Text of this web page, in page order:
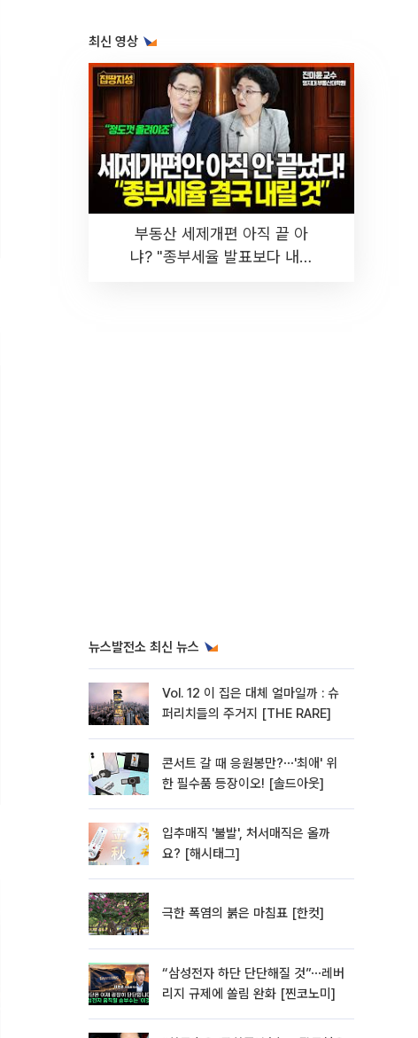
최신 영상
부동산 세제개편 아직 끝 아
냐? "종부세율 발표보다 내릴
뉴스발전소 최신 뉴스
Vol. 12 이 집은 대체 얼마일까 : 슈
퍼리치들의 주거지 [THE RARE]
콘서트 갈 때 응원봉만?⋯'최애' 위
한 필수품 등장이오! [솔드아웃]
입추매직 '불발', 처서매직은 올까
요? [해시태그]
극한 폭염의 붉은 마침표 [한컷]
“삼성전자 하단 단단해질 것”⋯레버
리지 규제에 쏠림 완화 [찐코노미]